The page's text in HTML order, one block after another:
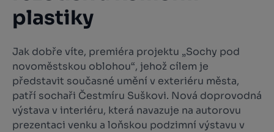
plastiky
Jak dobře víte, premiéra projektu „Sochy pod
novoměstskou oblohou“, jehož cílem je
představit současné umění v exteriéru města,
patří sochaři Čestmíru Suškovi. Nová doprovodná
výstava v interiéru, která navazuje na autorovu
prezentaci venku a loňskou podzimní výstavu v